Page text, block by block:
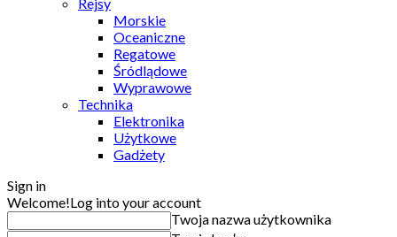
Morskie
Oceaniczne
Regatowe
Śródlądowe
Wyprawowe
Technika
Elektronika
Użytkowe
Gadżety
Sign in
Welcome!Log into your account
Twoja nazwa użytkownika